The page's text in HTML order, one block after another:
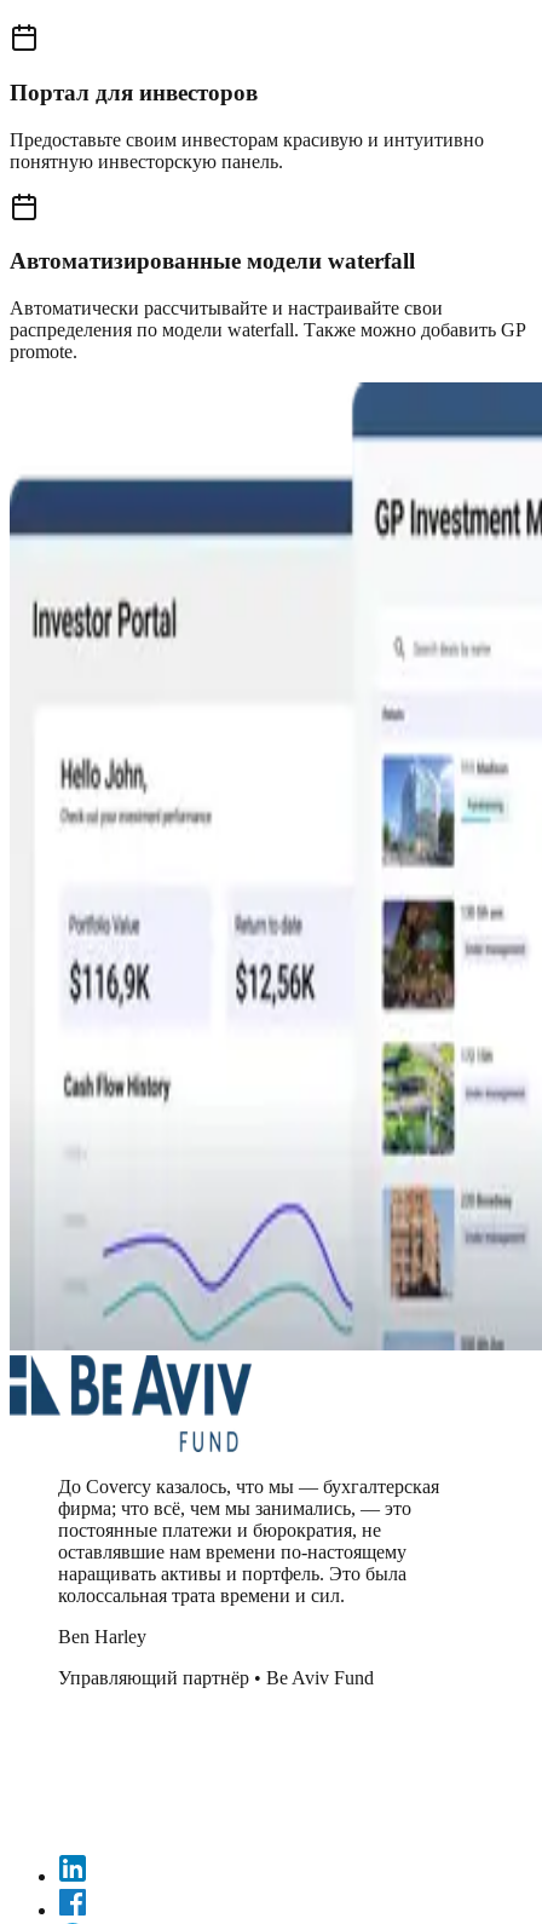
Портал для инвесторов
Предоставьте своим инвесторам красивую и интуитивно
понятную инвесторскую панель.
Автоматизированные модели waterfall
Автоматически рассчитывайте и настраивайте свои
распределения по модели waterfall. Также можно добавить GP
promote.
До Covercy казалось, что мы — бухгалтерская
фирма; что всё, чем мы занимались, — это
постоянные платежи и бюрократия, не
оставлявшие нам времени по-настоящему
наращивать активы и портфель. Это была
колоссальная трата времени и сил.
Ben Harley
Управляющий партнёр • Be Aviv Fund